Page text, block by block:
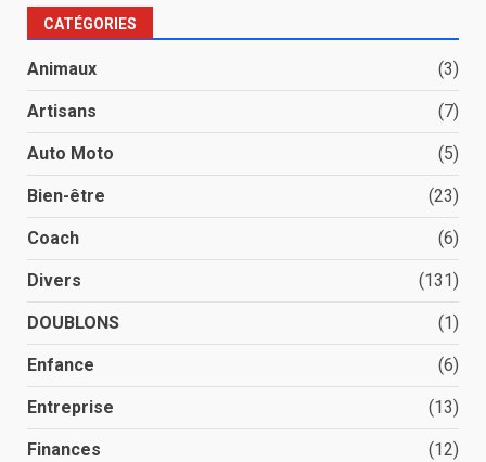
CATÉGORIES
Animaux (3)
Artisans (7)
Auto Moto (5)
Bien-être (23)
Coach (6)
Divers (131)
DOUBLONS (1)
Enfance (6)
Entreprise (13)
Finances (12)